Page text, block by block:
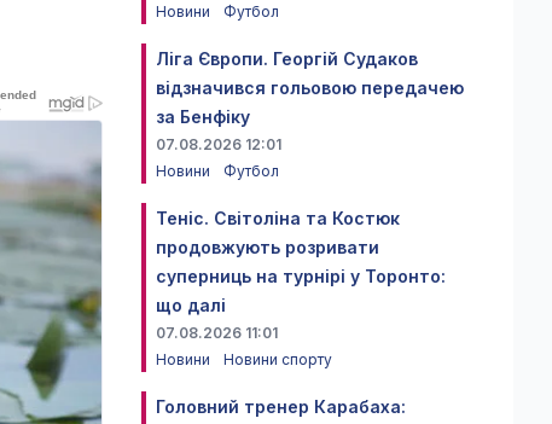
Новини
Футбол
Ліга Європи. Георгій Судаков
відзначився гольовою передачею
за Бенфіку
07.08.2026 12:01
Новини
Футбол
Теніс. Світоліна та Костюк
продовжують розривати
суперниць на турнірі у Торонто:
що далі
07.08.2026 11:01
Новини
Новини спорту
Головний тренер Карабаха: